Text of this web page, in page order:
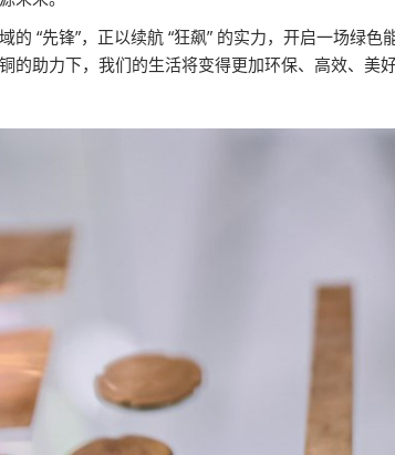
的 “先锋”，正以续航 “狂飙” 的实力，开启一场绿
的助力下，我们的生活将变得更加环保、高效、